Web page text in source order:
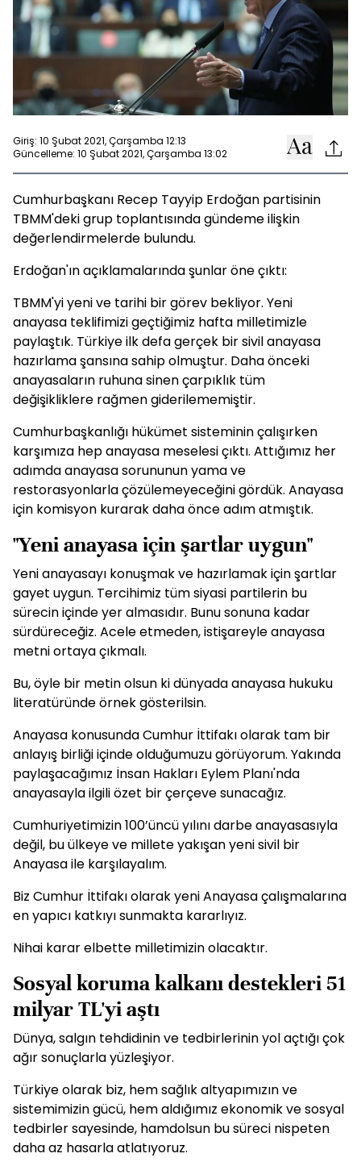
Giriş: 10 Şubat 2021, Çarşamba 12:13
Güncelleme: 10 Şubat 2021, Çarşamba 13:02
Cumhurbaşkanı Recep Tayyip Erdoğan partisinin
TBMM'deki grup toplantısında gündeme ilişkin
değerlendirmelerde bulundu.
Erdoğan'ın açıklamalarında şunlar öne çıktı:
TBMM'yi yeni ve tarihi bir görev bekliyor. Yeni
anayasa teklifimizi geçtiğimiz hafta milletimizle
paylaştık. Türkiye ilk defa gerçek bir sivil anayasa
hazırlama şansına sahip olmuştur. Daha önceki
anayasaların ruhuna sinen çarpıklık tüm
değişikliklere rağmen giderilememiştir.
Cumhurbaşkanlığı hükümet sisteminin çalışırken
karşımıza hep anayasa meselesi çıktı. Attığımız her
adımda anayasa sorununun yama ve
restorasyonlarla çözülemeyeceğini gördük. Anayasa
için komisyon kurarak daha önce adım atmıştık.
"Yeni anayasa için şartlar uygun"
Yeni anayasayı konuşmak ve hazırlamak için şartlar
gayet uygun. Tercihimiz tüm siyasi partilerin bu
sürecin içinde yer almasıdır. Bunu sonuna kadar
sürdüreceğiz. Acele etmeden, istişareyle anayasa
metni ortaya çıkmalı.
Bu, öyle bir metin olsun ki dünyada anayasa hukuku
literatüründe örnek gösterilsin.
Anayasa konusunda Cumhur İttifakı olarak tam bir
anlayış birliği içinde olduğumuzu görüyorum. Yakında
paylaşacağımız İnsan Hakları Eylem Planı'nda
anayasayla ilgili özet bir çerçeve sunacağız.
Cumhuriyetimizin 100’üncü yılını darbe anayasasıyla
değil, bu ülkeye ve millete yakışan yeni sivil bir
Anayasa ile karşılayalım.
Biz Cumhur İttifakı olarak yeni Anayasa çalışmalarına
en yapıcı katkıyı sunmakta kararlıyız.
Nihai karar elbette milletimizin olacaktır.
Sosyal koruma kalkanı destekleri 51
milyar TL'yi aştı
Dünya, salgın tehdidinin ve tedbirlerinin yol açtığı çok
ağır sonuçlarla yüzleşiyor.
Türkiye olarak biz, hem sağlık altyapımızın ve
sistemimizin gücü, hem aldığımız ekonomik ve sosyal
tedbirler sayesinde, hamdolsun bu süreci nispeten
daha az hasarla atlatıyoruz.